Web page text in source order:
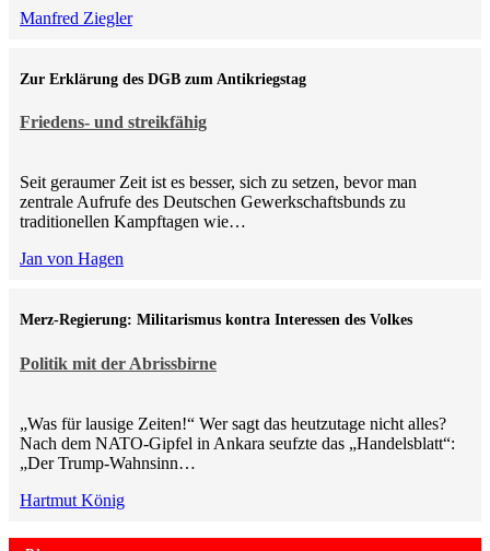
Manfred Ziegler
Friedens- und streikfähig
Zur Erklärung des DGB zum Antikriegstag
Seit geraumer Zeit ist es besser, sich zu setzen, bevor man
zentrale Aufrufe des Deutschen Gewerkschaftsbunds zu
traditionellen Kampftagen wie…
Jan von Hagen
Politik mit der Abrissbirne
Merz-Regierung: Militarismus kontra Inte­ressen des Volkes
„Was für lausige Zeiten!“ Wer sagt das heutzutage nicht alles?
Nach dem NATO-Gipfel in Ankara seufzte das „Handelsblatt“:
„Der Trump-Wahnsinn…
Hartmut König